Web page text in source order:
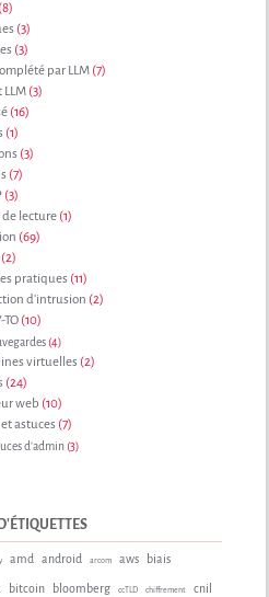
(8)
(3)
(3)
par LLM (7)
LLM (3)
(16)
(1)
(3)
(7)
(3)
de lecture (1)
(69)
(2)
pratiques (11)
d'intrusion (2)
TO (10)
(4)
virtuelles (2)
(24)
web (10)
et astuces (7)
d'admin (3)
amd android arcom aws biais
bitcoin bloomberg ccTLD chiffrement
cnil